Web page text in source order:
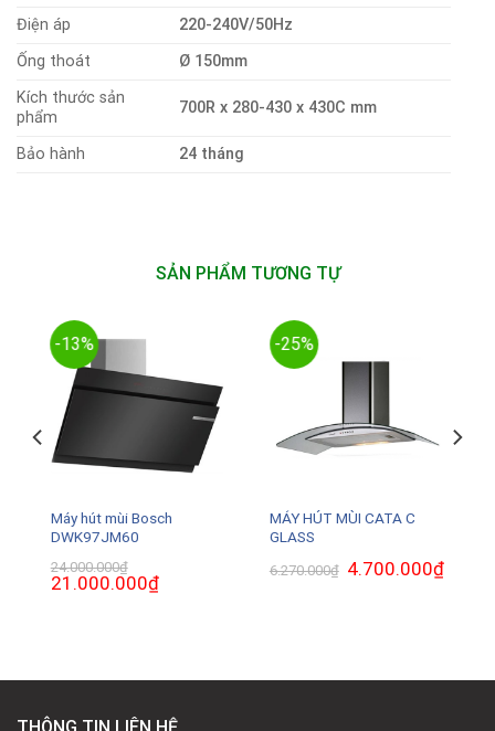
Điện áp
220-240V/50Hz
Ống thoát
Ø 150mm
Kích thước sản
phẩm
700R x 280-430 x 430C mm
Bảo hành 24 tháng
SẢN PHẨM TƯƠNG TỰ
-13%
Máy hút mùi Bosch
DWK97JM60
24.000.000₫
Giá
gốc
21.000.000₫Giá
hiện
-25%
MÁY HÚT MÙI CATA C
GLASS
6.270.000₫ Giá
gốc
4.700.000₫Giá
hiện